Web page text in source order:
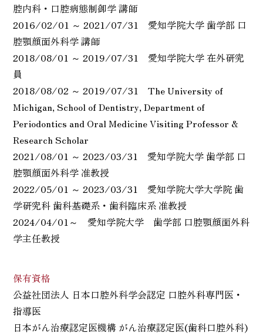
腔内科・口腔病態制御学 講師
2016/02/01 ～ 2021/07/31 愛知学院大学 歯学部 口
腔顎顔面外科学 講師
2018/08/01 ～ 2019/07/31 愛知学院大学 在外研究
員
2018/08/02 ～ 2019/07/31 The University of
Michigan, School of Dentistry, Department of
Periodontics and Oral Medicine Visiting Professor &
Research Scholar
2021/08/01 ～ 2023/03/31 愛知学院大学 歯学部 口
腔顎顔面外科学 准教授
2022/05/01 ～ 2023/03/31 愛知学院大学大学院 歯
学研究科 歯科基礎系・歯科臨床系 准教授
2024/04/01～ 愛知学院大学 歯学部 口腔顎顔面外科
学主任教授
保有資格
公益社団法人 日本口腔外科学会認定 口腔外科専門医・
指導医
日本がん治療認定医機構 がん治療認定医(歯科口腔外科)